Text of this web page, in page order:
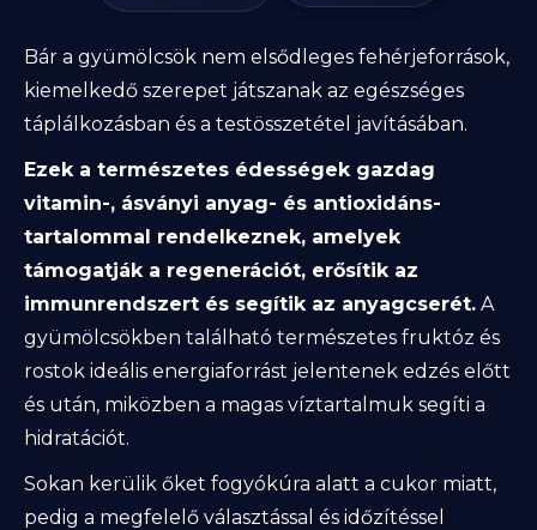
Bár a gyümölcsök nem elsődleges fehérjeforrások,
kiemelkedő szerepet játszanak az egészséges
táplálkozásban és a testösszetétel javításában.
Ezek a természetes édességek gazdag
vitamin-, ásványi anyag- és antioxidáns-
tartalommal rendelkeznek, amelyek
támogatják a regenerációt, erősítik az
immunrendszert és segítik az anyagcserét. A
gyümölcsökben található természetes fruktóz és
rostok ideális energiaforrást jelentenek edzés előtt
és után, miközben a magas víztartalmuk segíti a
hidratációt.
Sokan kerülik őket fogyókúra alatt a cukor miatt,
pedig a megfelelő választással és időzítéssel